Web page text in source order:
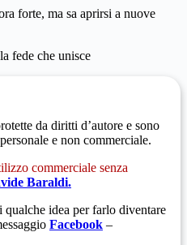
forte, ma sa aprirsi a nuove
da diritti d’autore e sono
e non commerciale.
commerciale senza
Baraldi.
idea per farlo diventare
Facebook –